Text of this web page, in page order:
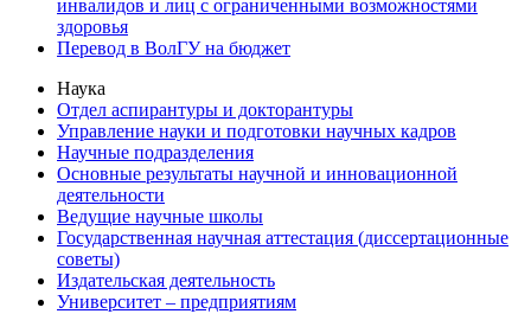
инвалидов и лиц с ограниченными возможностями
здоровья
Перевод в ВолГУ на бюджет
Наука
Отдел аспирантуры и докторантуры
Управление науки и подготовки научных кадров
Научные подразделения
Основные результаты научной и инновационной
деятельности
Ведущие научные школы
Государственная научная аттестация (диссертационные
советы)
Издательская деятельность
Университет – предприятиям